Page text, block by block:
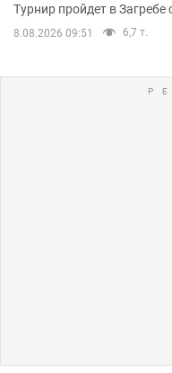
Турнир пройдет в Загребе
8.08.2026 09:51 6,7 т.